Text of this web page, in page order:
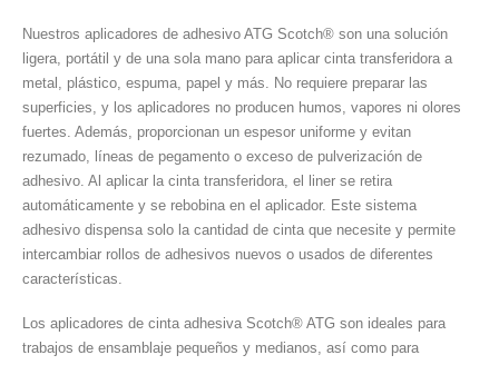
Nuestros aplicadores de adhesivo ATG Scotch® son una solución
ligera, portátil y de una sola mano para aplicar cinta transferidora a
metal, plástico, espuma, papel y más. No requiere preparar las
superficies, y los aplicadores no producen humos, vapores ni olores
fuertes. Además, proporcionan un espesor uniforme y evitan
rezumado, líneas de pegamento o exceso de pulverización de
adhesivo. Al aplicar la cinta transferidora, el liner se retira
automáticamente y se rebobina en el aplicador. Este sistema
adhesivo dispensa solo la cantidad de cinta que necesite y permite
intercambiar rollos de adhesivos nuevos o usados de diferentes
características.
Los aplicadores de cinta adhesiva Scotch® ATG son ideales para
trabajos de ensamblaje pequeños y medianos, así como para